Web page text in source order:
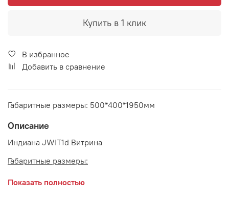
Купить в 1 клик
В избранное
Добавить в сравнение
Габаритные размеры: 500*400*1950мм
Описание
Индиана JWIT1d Витрина
Габаритные размеры:
длина 500 мм
Показать полностью